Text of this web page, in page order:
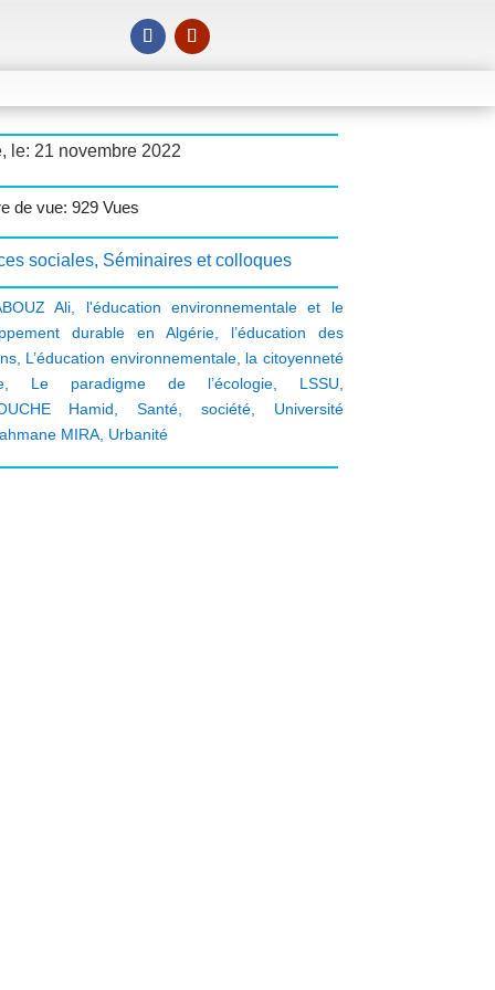
le: 21 novembre 2022
de vue: 929 Vues
sociales, Séminaires et colloques
Ali, l'éducation environnementale et le
durable en Algérie, l’éducation des
, L’éducation environnementale, la citoyenneté
, Le paradigme de l’écologie, LSSU,
Hamid,Santé, société, Université
MIRA, Urbanité